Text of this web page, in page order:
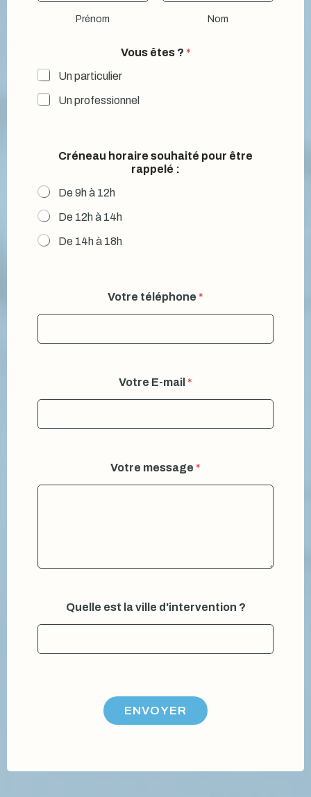
Prénom Nom
Vous êtes ? *
Un particulier
Un professionnel
Créneau horaire souhaité pour être
rappelé :
De 9h à 12h
De 12h à 14h
De 14h à 18h
Votre téléphone *
Votre E-mail *
Votre message *
s
t
l
Quelle est la ville d'intervention ?
ENVOYER